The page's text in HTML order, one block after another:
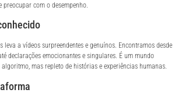
preocupar com o desempenho.
leva a vídeos surpreendentes e genuínos. Encontramos desde
declarações emocionantes e singulares. É um mundo
mas repleto de histórias e experiências humanas.